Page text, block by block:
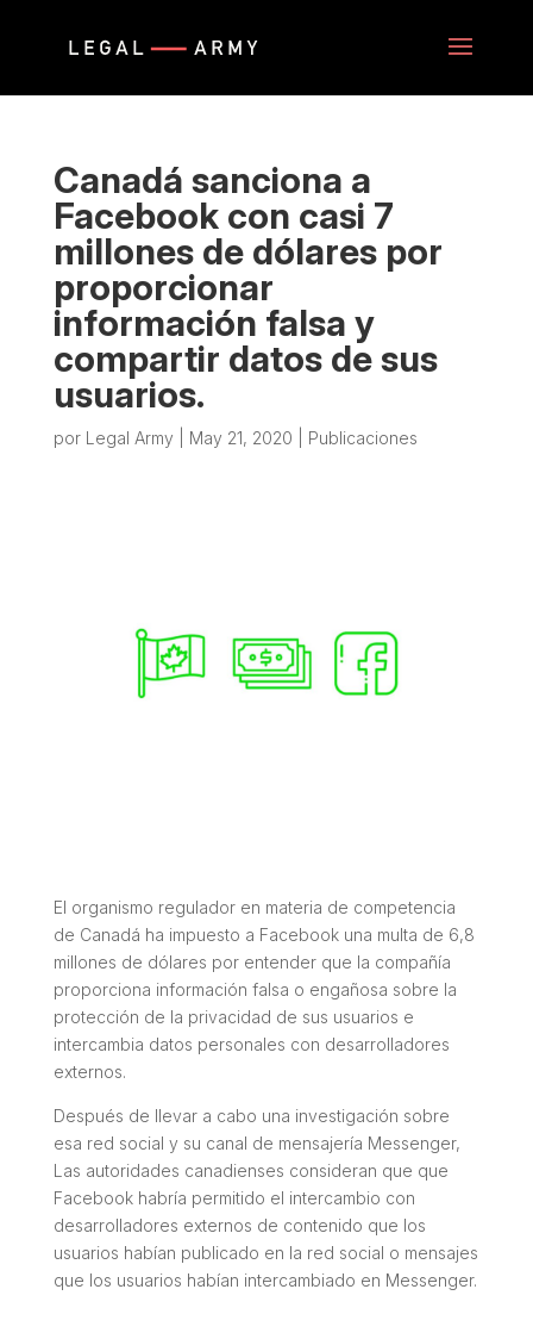
Canadá sanciona a
Facebook con casi 7
millones de dólares por
proporcionar
información falsa y
compartir datos de sus
usuarios.
por Legal Army May 21, 2020 Publicaciones
El organismo regulador en materia de competencia
de Canadá ha impuesto a Facebook una multa de 6,8
millones de dólares por entender que la compañía
proporciona información falsa o engañosa sobre la
protección de la privacidad de sus usuarios e
intercambia datos personales con desarrolladores
externos.
Después de llevar a cabo una investigación sobre
esa red social y su canal de mensajería Messenger,
Las autoridades canadienses consideran que que
Facebook habría permitido el intercambio con
desarrolladores externos de contenido que los
usuarios habían publicado en la red social o mensajes
que los usuarios habían intercambiado en Messenger.